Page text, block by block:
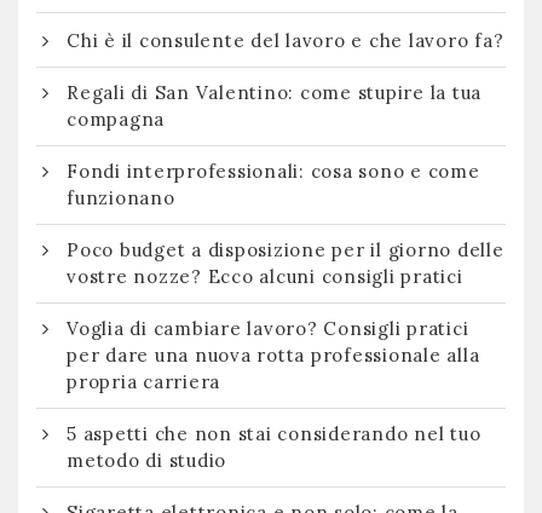
Chi è il consulente del lavoro e che lavoro fa?
Regali di San Valentino: come stupire la tua
compagna
Fondi interprofessionali: cosa sono e come
funzionano
Poco budget a disposizione per il giorno delle
vostre nozze? Ecco alcuni consigli pratici
Voglia di cambiare lavoro? Consigli pratici
per dare una nuova rotta professionale alla
propria carriera
5 aspetti che non stai considerando nel tuo
metodo di studio